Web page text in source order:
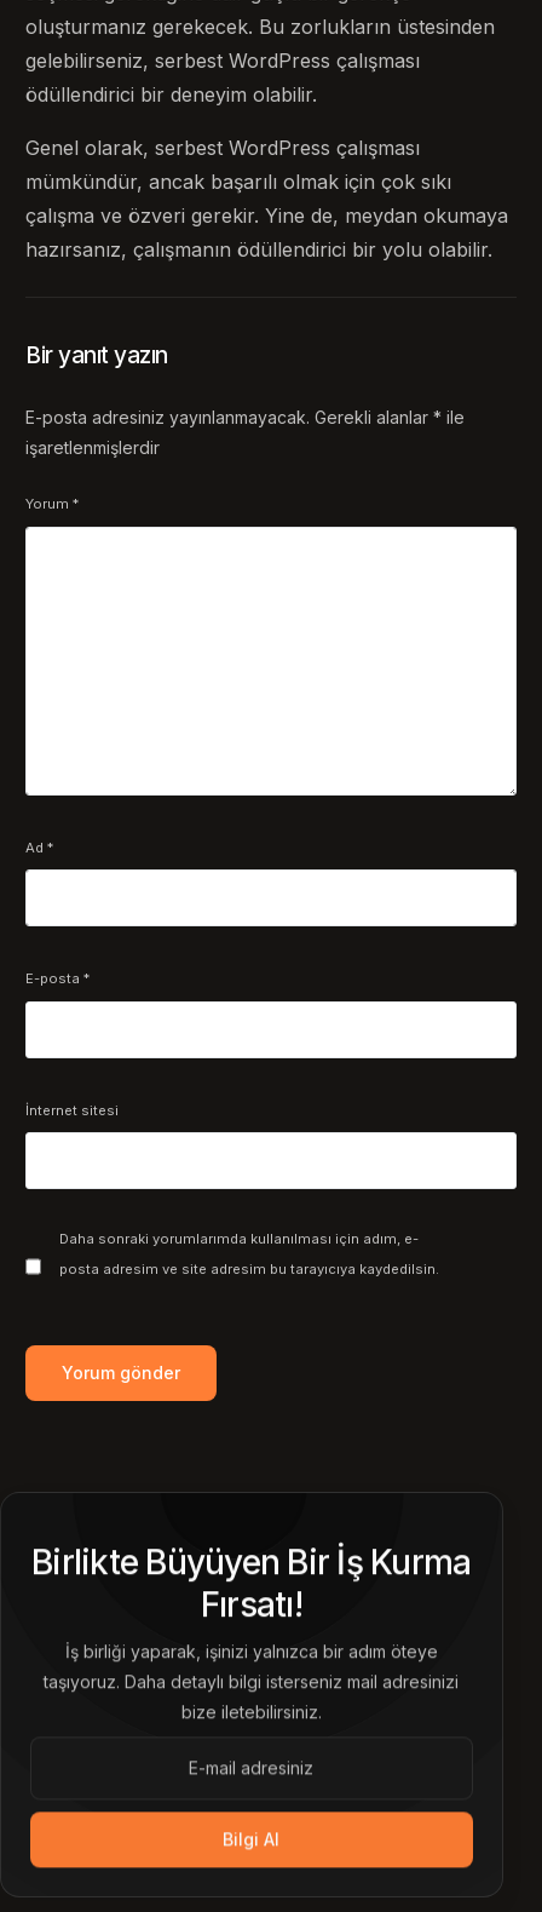
oluşturmanız gerekecek. Bu zorlukların üstesinden
gelebilirseniz, serbest WordPress çalışması
ödüllendirici bir deneyim olabilir.
Genel olarak, serbest WordPress çalışması
mümkündür, ancak başarılı olmak için çok sıkı
çalışma ve özveri gerekir. Yine de, meydan okumaya
hazırsanız, çalışmanın ödüllendirici bir yolu olabilir.
Bir yanıt yazın
E-posta adresiniz yayınlanmayacak. Gerekli alanlar* ile
işaretlenmişlerdir
Yorum*
Ad*
E-posta*
İnternet sitesi
Daha sonraki yorumlarımda kullanılması için adım, e-
posta adresim ve site adresim bu tarayıcıya kaydedilsin.
Birlikte Büyüyen Bir İş Kurma
Fırsatı!
İş birliği yaparak, işinizi yalnızca bir adım öteye
taşıyoruz. Daha detaylı bilgi isterseniz mail adresinizi
bize iletebilirsiniz.
Bilgi Al